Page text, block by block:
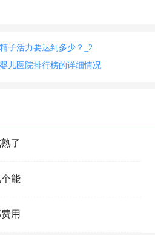
子活力要达到多少？_2
儿医院排行榜的详细情况
了
能
用